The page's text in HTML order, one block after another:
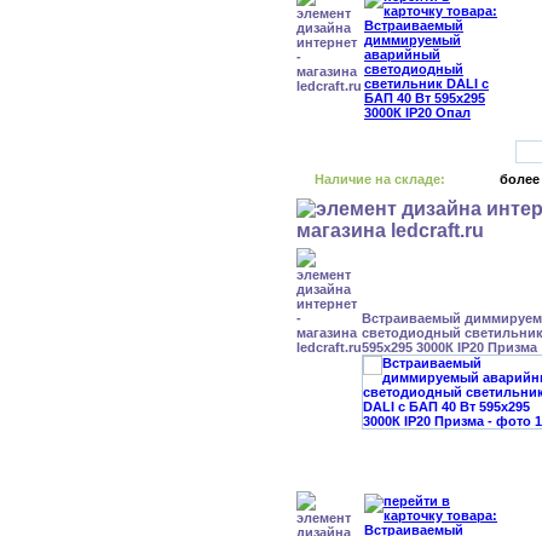
Наличие на складе: более
Встраиваемый
светодиодный
595x295 3000К IP20 Призма